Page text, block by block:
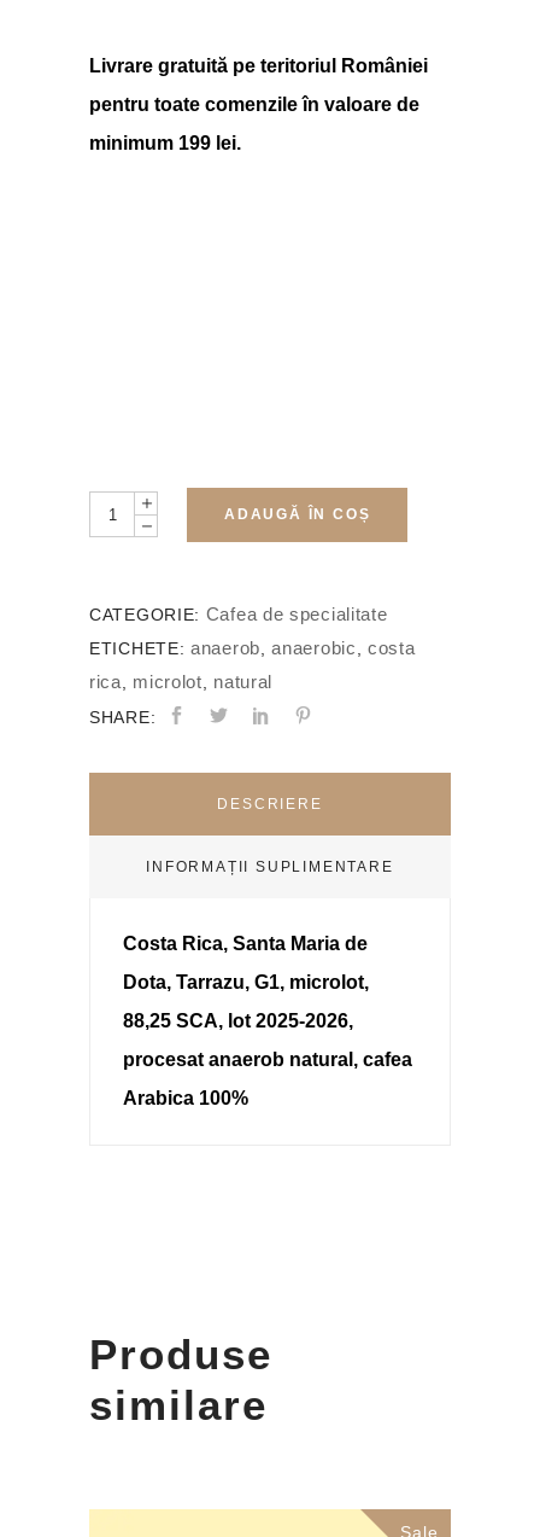
Livrare gratuită pe teritoriul României
pentru toate comenzile în valoare de
minimum 199 lei.
Quantity ADAUGĂ ÎN COȘ
CATEGORIE: Cafea de specialitate
ETICHETE: anaerob ,anaerobic ,costa
rica
microlot natural
SHARE:
DESCRIERE
INFORMAȚII SUPLIMENTARE
Costa Rica, Santa Maria de
Dota, Tarrazu, G1, microlot,
88,25 SCA, lot 2025-2026,
procesat anaerob natural, cafea
Arabica 100%
Produse
similare
Sale